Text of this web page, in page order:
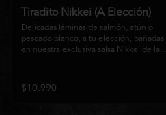
Tiradito Nikkei (A Elección)
Delicadas láminas de salmón, atún o
pescado blanco, a tu elección, bañadas
en nuestra exclusiva salsa Nikkei de la
palta, cebolla morada, ají fresco, brotes y
sésamo, ofreciendo una experiencia
$10.990